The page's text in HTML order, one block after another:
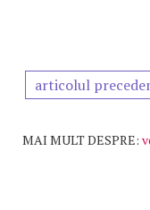
articolul
MAI MULT DESPRE: